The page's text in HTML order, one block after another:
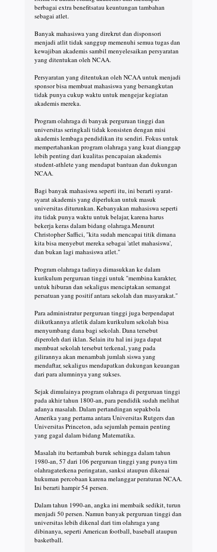
berbagai extra benefitsatau keuntungan tambahan
sebagai atlet.
Banyak mahasiswa yang direkrut dan disponsori
menjadi atlit tidak sanggup memenuhi semua tugas dan
kewajiban akademis sambil menyelesaikan persyaratan
yang ditentukan oleh NCAA.
Persyaratan yang ditentukan oleh NCAA untuk menjadi
sponsor bisa membuat mahasiswa yang bersangkutan
tidak punya cukup waktu untuk mengejar kegiatan
akademis mereka.
Program olahraga di banyak perguruan tinggi dan
universitas seringkali tidak konsisten dengan misi
akademis lembaga pendidikan itu sendiri. Fokus untuk
mempertahankan program olahraga yang kuat dianggap
lebih penting dari kualitas pencapaian akademis
student-athlete yang mendapat bantuan dan dukungan
NCAA.
Bagi banyak mahasiswa seperti itu, ini berarti syarat-
syarat akademis yang diperlukan untuk masuk
universitas diturunkan. Kebanyakan mahasiswa seperti
itu tidak punya waktu untuk belajar, karena harus
bekerja keras dalam bidang olahraga.Menurut
Christopher Saffici, "kita sudah mencapai titik dimana
kita bisa menyebut mereka sebagai 'atlet mahasiswa',
dan bukan lagi mahasiswa atlet."
Program olahraga tadinya dimasukkan ke dalam
kurikulum perguruan tinggi untuk "membina karakter,
untuk hiburan dan sekaligus menciptakan semangat
persatuan yang positif antara sekolah dan masyarakat."
Para administratur perguruan tinggi juga berpendapat
diikutkannya atletik dalam kurikulum sekolah bisa
menyumbang dana bagi sekolah. Dana tersebut
diperoleh dari iklan. Selain itu hal ini juga dapat
membuat sekolah tersebut terkenal, yang pada
gilirannya akan menambah jumlah siswa yang
mendaftar, sekaligus mendapatkan dukungan keuangan
dari para alumninya yang sukses.
Sejak dimulainya program olahraga di perguruan tinggi
pada akhir tahun 1800-an, para pendidik sudah melihat
adanya masalah. Dalam pertandingan sepakbola
Amerika yang pertama antara Universitas Rutgers dan
Universitas Princeton, ada sejumlah pemain penting
yang gagal dalam bidang Matematika.
Masalah itu bertambah buruk sehingga dalam tahun
1980-an, 57 dari 106 perguruan tinggi yang punya tim
olahragaterkena peringatan, sanksi ataupun dikenai
hukuman percobaan karena melanggar peraturan NCAA.
Ini berarti hampir 54 persen.
Dalam tahun 1990-an, angka ini membaik sedikit, turun
menjadi 50 persen. Namun banyak perguruan tinggi dan
universitas lebih dikenal dari tim olahraga yang
dibinanya, seperti American football, baseball ataupun
basketball.